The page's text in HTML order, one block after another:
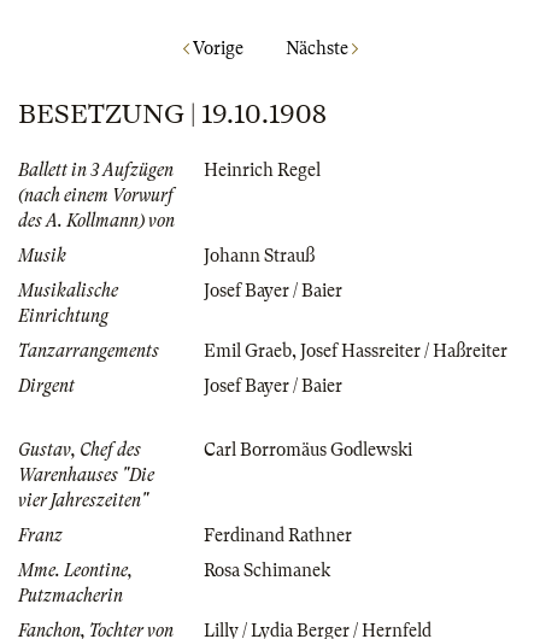
Vorige Nächste
BESETZUNG | 19.10.1908
Ballett in 3 Aufzügen
(nach einem Vorwurf
des A. Kollmann) von
Heinrich Regel
Musik
Johann Strauß
Musikalische
Einrichtung
Josef Bayer / Baier
Tanzarrangements Emil Graeb, Josef Hassreiter / Haßreiter
Dirgent
Josef Bayer / Baier
Gustav, Chef des
Warenhauses "Die
vier Jahreszeiten"
Carl Borromäus Godlewski
Franz
Ferdinand Rathner
Mme. Leontine,
Putzmacherin
Rosa Schimanek
Fanchon, Tochter von
Lilly / Lydia Berger / Hernfeld